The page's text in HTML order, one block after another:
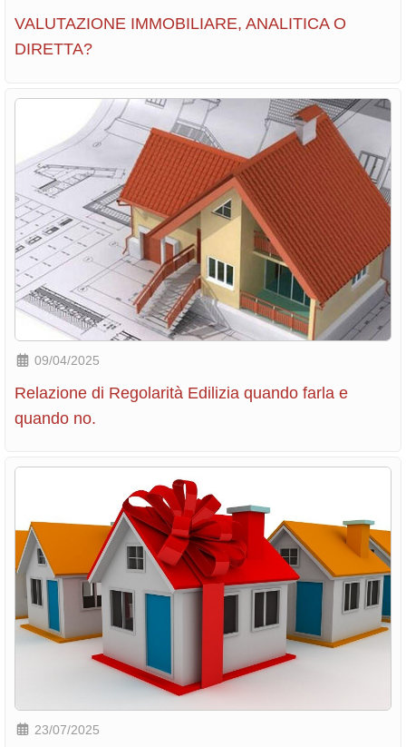
VALUTAZIONE IMMOBILIARE, ANALITICA O
DIRETTA?
09/04/2025
Relazione di Regolarità Edilizia quando farla e
quando no.
23/07/2025